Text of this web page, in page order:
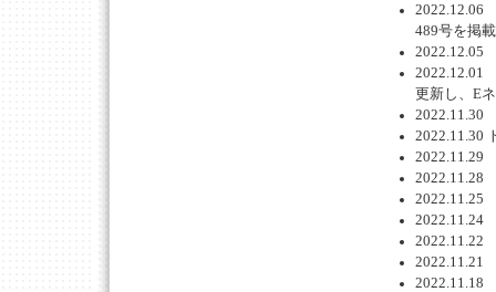
2022.12.06
489号を掲
2022.12.05
2022.12.01
更新し、E
2022.11.30
2022.11.30
2022.11.29
2022.11.28
2022.11.25
2022.11.24
2022.11.22
2022.11.21
2022.11.18